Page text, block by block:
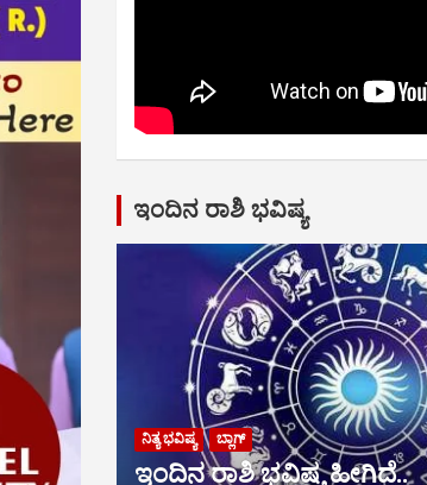
ಇಂದಿನ ರಾಶಿ ಭವಿಷ್ಯ
ನಿತ್ಯ ಭವಿಷ್ಯ ಬ್ಲಾಗ್
ಇಂದಿನ ರಾಶಿ ಭವಿಷ್ಯ ಹೀಗಿದೆ..